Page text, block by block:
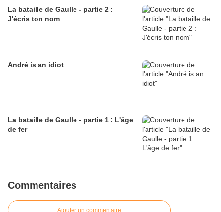
La bataille de Gaulle - partie 2 :
J'écris ton nom
André is an idiot
La bataille de Gaulle - partie 1 : L'âge
de fer
Commentaires
Ajouter un commentaire